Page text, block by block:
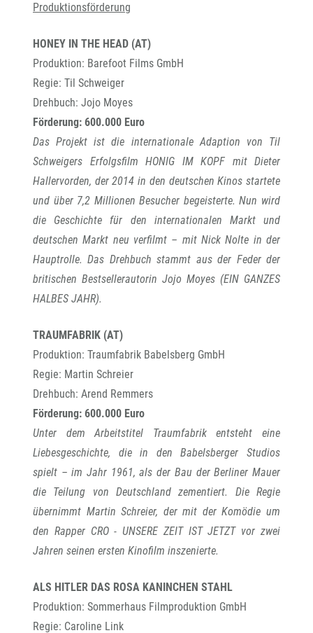
Produktionsförderung
HONEY IN THE HEAD (AT)
Produktion: Barefoot Films GmbH
Regie: Til Schweiger
Drehbuch: Jojo Moyes
Förderung: 600.000 Euro
Das Projekt ist die internationale Adaption von Til
Schweigers Erfolgsfilm HONIG IM KOPF mit Dieter
Hallervorden, der 2014 in den deutschen Kinos startete
und über 7,2 Millionen Besucher begeisterte. Nun wird
die Geschichte für den internationalen Markt und
deutschen Markt neu verfilmt – mit Nick Nolte in der
Hauptrolle. Das Drehbuch stammt aus der Feder der
britischen Bestsellerautorin Jojo Moyes (EIN GANZES
HALBES JAHR).
TRAUMFABRIK (AT)
Produktion: Traumfabrik Babelsberg GmbH
Regie: Martin Schreier
Drehbuch: Arend Remmers
Förderung: 600.000 Euro
Unter dem Arbeitstitel Traumfabrik entsteht eine
Liebesgeschichte, die in den Babelsberger Studios
spielt – im Jahr 1961, als der Bau der Berliner Mauer
die Teilung von Deutschland zementiert. Die Regie
übernimmt Martin Schreier, der mit der Komödie um
den Rapper CRO - UNSERE ZEIT IST JETZT vor zwei
Jahren seinen ersten Kinofilm inszenierte.
ALS HITLER DAS ROSA KANINCHEN STAHL
Produktion: Sommerhaus Filmproduktion GmbH
Regie: Caroline Link